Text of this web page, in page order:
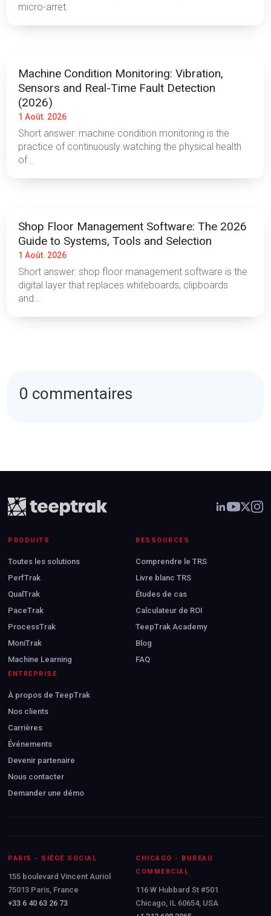
micro-arret.
Machine Condition Monitoring: Vibration,
Sensors and Real-Time Fault Detection
(2026)
1 Août. 2026
Short answer: machine condition monitoring is the
practice of continuously watching the physical health
of...
Shop Floor Management Software: The 2026
Guide to Systems, Tools and Selection
1 Août. 2026
Short answer: shop floor management software is the
digital layer that replaces whiteboards, clipboards
and...
0 commentaires
PRODUITS
Toutes les solutions
PerfTrak
QualTrak
PaceTrak
ProcessTrak
MoniTrak
Machine Learning
RESSOURCES
Comprendre le TRS
Livre blanc TRS
Études de cas
Calculateur de ROI
TeepTrak Academy
Blog
FAQ
ENTREPRISE
À propos de TeepTrak
Nos clients
Carrières
Événements
Devenir partenaire
Nous contacter
Demander une démo
PARIS - SIÈGE SOCIAL
155 boulevard Vincent Auriol
75013 Paris, France
+33 6 40 63 26 73
CHICAGO - BUREAU
COMMERCIAL
116 W Hubbard St #501
Chicago, IL 60654, USA